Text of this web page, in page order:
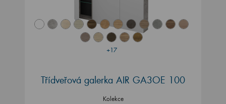
+17
Třídveřová galerka AIR GA3OE 100
Kolekce